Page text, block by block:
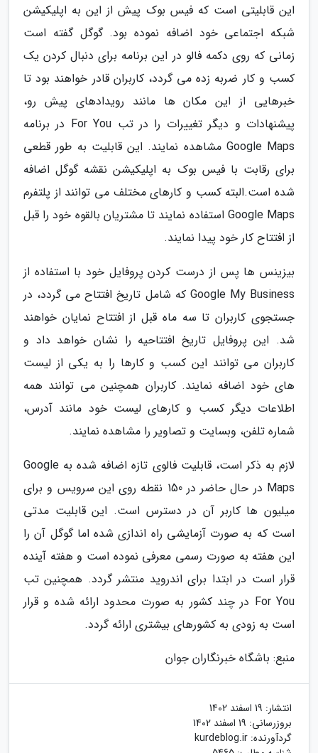
این قابلیتی است که فیس بوک پیش از این به اپلیکیشن
شبکه اجتماعی خود اضافه نموده بود. گوگل گفته است
زمانی که روی دکمه فالو در این برنامه برای دنبال کردن یک
کسب و کار ضربه زده می گردد، کاربران قادر خواهند بود تا
خبرهایی از این مکان ها مانند رویدادهای پیش رو،
پیشنهادات و دیگر تغییرات را در تب For You در برنامه
Google Maps مشاهده نمایند. این قابلیت به طور قطعی
برای رقابت با فیس بوک به اپلیکیشن نقشه گوگل اضافه
شده است.البته کسب و کارهای مختلف می توانند از پلتفرم
Google Maps استفاده نمایند تا مشتریان بالقوه خود را قبل
از افتتاح کار خود پیدا نمایند.
بیزینس ها پس از درست کردن پروفایل خود با استفاده از
Google My Business که شامل تاریخ افتتاح می گردد، در
جستجوی کاربران تا سه ماه قبل از افتتاح نمایان خواهند
شد. این پروفایل تاریخ افتتاحیه را نشان خواهد داد و
کاربران می توانند این کسب و کارها را به یکی از لیست
های خود اضافه نمایند. کاربران همچنین می توانند همه
اطلاعات دیگر کسب و کارهای لیست خود مانند آدرس،
شماره تلفن، وبسایت و تصاویر را مشاهده نمایند.
لازم به ذکر است، قابلیت فالوی تازه اضافه شده به Google
Maps در حال حاضر در 150 نقطه روی این سرویس و برای
میلیون ها کاربر آن در دسترس است. این قابلیت مدتی
است که به صورت آزمایشی راه اندازی شده اما گوگل آن را
این هفته به صورت رسمی معرفی نموده است و هفته آینده
قرار است در ابتدا برای اندروید منتشر گردد. همچنین تب
For You در چند کشور به صورت محدود ارائه شده و قرار
است به زودی به کشورهای بیشتری ارائه گردد.
منبع: باشگاه خبرنگاران جوان
انتشار: 19 اسفند 1402
بروزرسانی: 19 اسفند 1402
گردآورنده: kurdeblog.ir